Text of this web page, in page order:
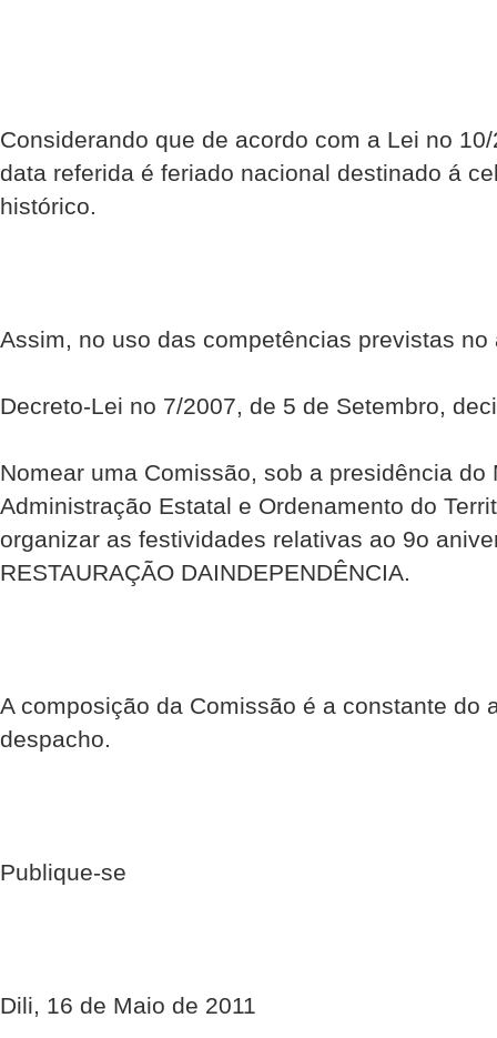
Considerando que de acordo com a Lei no
data referida é feriado nacional destinado á
histórico.
Assim, no uso das competências previstas no
Decreto-Lei no 7/2007, de 5 de Setembro,
Nomear uma Comissão, sob a presidência do
Administração Estatal e Ordenamento do
organizar as festividades relativas ao 9o
RESTAURAÇÃO DAINDEPENDÊNCIA.
A composição da Comissão é a constante do
despacho.
Publique-se
Dili, 16 de Maio de 2011